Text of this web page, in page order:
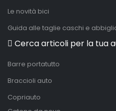
Le novità bici
Guida alle taglie caschi e
Cerca articoli per la tua
Barre portatutto
Braccioli auto
Copriauto